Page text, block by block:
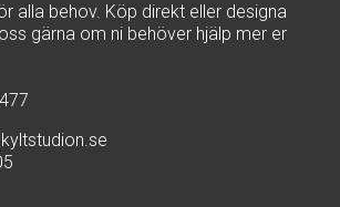
alla behov. Köp direkt eller designa
gärna om ni behöver hjälp mer er